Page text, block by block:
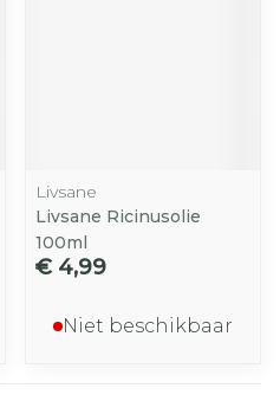
Livsane
Livsane Ricinusolie
100ml
€ 4,99
Niet beschikbaar